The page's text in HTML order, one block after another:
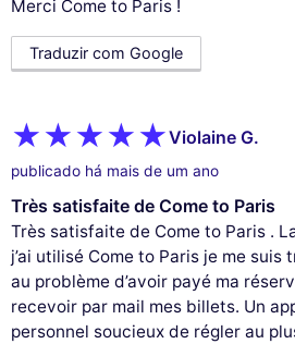
Merci Come to Paris !
Traduzir com Google
Violaine G.
publicado há mais de um ano
Très satisfaite de Come to Paris
Très satisfaite de Come to Paris .
j’ai utilisé Come to Paris je me
au problème d’avoir payé ma
recevoir par mail mes billets. Un
personnel soucieux de régler au